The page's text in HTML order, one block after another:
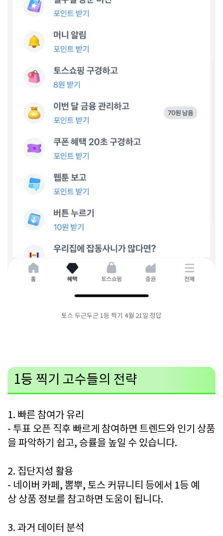
토스 두근두근 1등 찍기 4월 21일 정답
1등 찍기 고수들의 전략
1. 빠른 참여가 유리
- 투표 오픈 직후 빠르게 참여하면 트렌드와 인기 상품
을 파악하기 쉽고, 승률을 높일 수 있습니다.
2. 집단지성 활용
- 네이버 카페, 뽐뿌, 토스 커뮤니티 등에서 1등 예
상 상품 정보를 참고하면 도움이 됩니다.
3. 과거 데이터 분석